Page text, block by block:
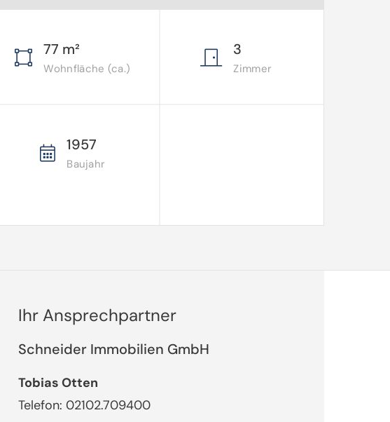
77 m²
Wohnfläche (ca.)
3
Zimmer
1957
Baujahr
Ihr Ansprechpartner
Schneider Immobilien GmbH
Tobias Otten
Telefon: 02102.709400